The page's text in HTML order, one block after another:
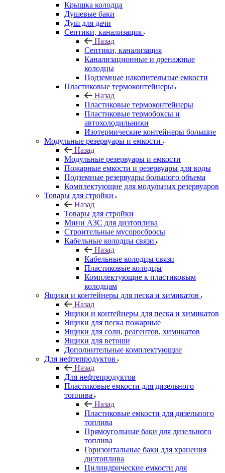
Крышка колодца
Душевые баки
Душ для дачи
Септики, канализация
Назад
Септики, канализация
Канализационные и дренажные
колодцы
Подземные накопительные емкости
Пластиковые термоконтейнеры
Назад
Пластиковые термоконтейнеры
Пластиковые термобоксы и
автохолодильники
Изотермические контейнеры большие
Модульные резервуары и емкости
Назад
Модульные резервуары и емкости
Пожарные емкости и резервуары для воды
Подземные резервуары большого объема
Комплектующие для модульных резервуаров
Товары для стройки
Назад
Товары для стройки
Мини АЗС для дизтоплива
Строительные мусоросбросы
Кабельные колодцы связи
Назад
Кабельные колодцы связи
Пластиковые колодцы
Комплектующие к пластиковым
колодцам
Ящики и контейнеры для песка и химикатов
Назад
Ящики и контейнеры для песка и химикатов
Ящики для песка пожарные
Ящики для соли, реагентов, химикатов
Ящики для ветоши
Дополнительные комплектующие
Для нефтепродуктов
Назад
Для нефтепродуктов
Пластиковые емкости для дизельного
топлива
Назад
Пластиковые емкости для дизельного
топлива
Прямоугольные баки для дизельного
топлива
Горизонтальные баки для хранения
дизтоплива
Цилиндрические емкости для